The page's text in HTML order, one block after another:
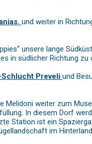
und weiter in
unsere lange
in südlicher Richtung zu
Schlucht Preveli und
Melidoni weiter zum
In diesem Dorf
Station ist ein
im